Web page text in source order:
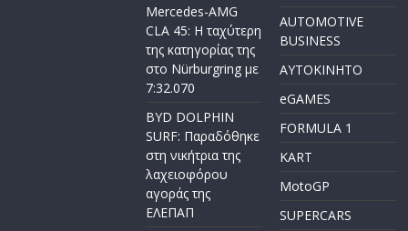
Mercedes-AMG
CLA 45: Η ταχύτερη
της κατηγορίας της
στο Nürburgring με
7:32.070
BYD DOLPHIN
SURF: Παραδόθηκε
στη νικήτρια της
λαχειοφόρου
αγοράς της
ΕΛΕΠΑΠ
AUTOMOTIVE
BUSINESS
AYTOKINHTO
eGAMES
FORMULA 1
KART
MotoGP
SUPERCARS